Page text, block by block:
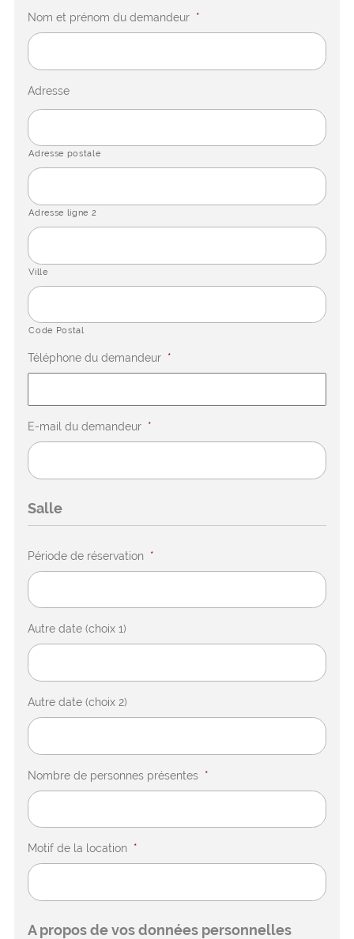
Nom et prénom du demandeur *
Adresse
Adresse postale
Adresse ligne 2
Ville
Code Postal
Téléphone du demandeur *
E-mail du demandeur *
Salle
Période de réservation *
Autre date (choix 1)
Autre date (choix 2)
Nombre de personnes présentes *
Motif de la location *
A propos de vos données personnelles